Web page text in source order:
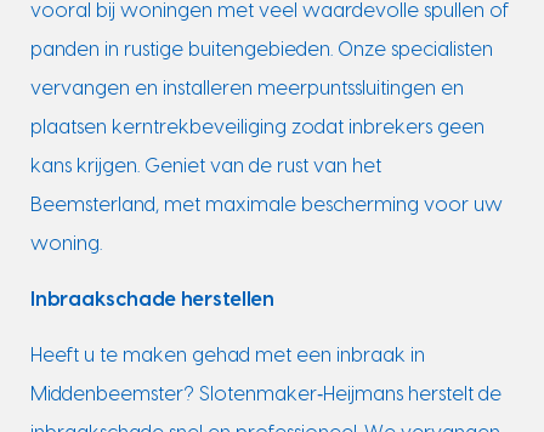
vooral bij woningen met veel waardevolle spullen of
panden in rustige buitengebieden. Onze specialisten
vervangen en installeren meerpuntssluitingen en
plaatsen kerntrekbeveiliging zodat inbrekers geen
kans krijgen. Geniet van de rust van het
Beemsterland, met maximale bescherming voor uw
woning.
Inbraakschade herstellen
Heeft u te maken gehad met een inbraak in
Middenbeemster? Slotenmaker‑Heijmans herstelt de